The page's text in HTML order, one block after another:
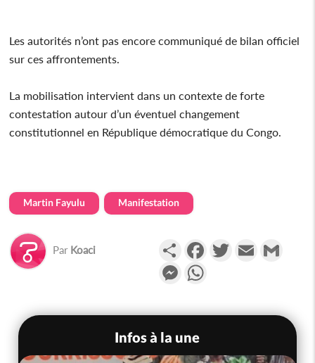
Les autorités n’ont pas encore communiqué de bilan officiel
sur ces affrontements.
La mobilisation intervient dans un contexte de forte
contestation autour d’un éventuel changement
constitutionnel en République démocratique du Congo.
Martin Fayulu Manifestation
Par Koaci PartagerFacebookTwitterEmail
Messenger
Infos à la une